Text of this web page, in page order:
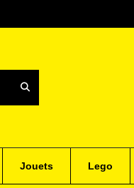
Jouets Lego